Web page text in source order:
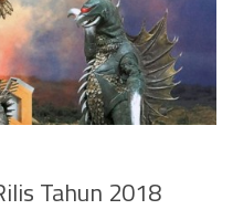
Tahun 2018